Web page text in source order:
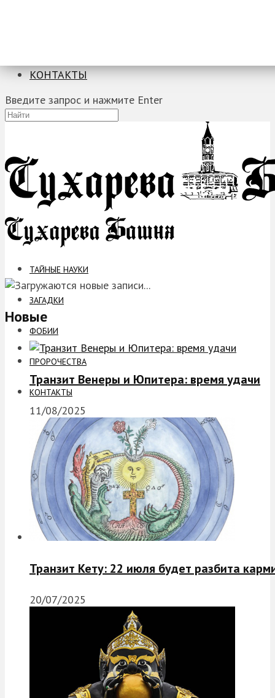
КОНТАКТЫ
Введите запрос и нажмите Enter
ТАЙНЫЕ НАУКИ
ЗАГАДКИ
ФОБИИ
ПРОРОЧЕСТВА
КОНТАКТЫ
Новые
Транзит Венеры и Юпитера: время удачи
11/08/2025
Транзит Кету: 22 июля будет разбита
20/07/2025